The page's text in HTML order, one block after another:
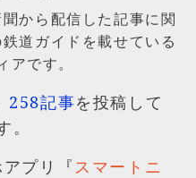
から配信した記事に関
道ガイドを載せている
アです。
258記事を投稿して
。
プリ『 スマートニ